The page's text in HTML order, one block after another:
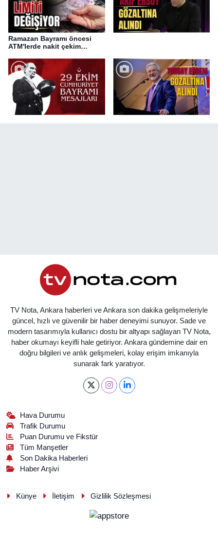
Ramazan Bayramı öncesi
ATM'lerde nakit çekim
TV Nota, Ankara haberleri ve Ankara son dakika gelişmeleriyle
güncel, hızlı ve güvenilir bir haber deneyimi sunuyor. Sade ve
modern tasarımıyla kullanıcı dostu bir altyapı sağlayan TV Nota,
haber okumayı keyifli hale getiriyor. Ankara gündemine dair en
doğru bilgileri ve anlık gelişmeleri, kolay erişim imkanıyla
sunarak fark yaratıyor.
Hava Durumu
Trafik Durumu
Puan Durumu ve Fikstür
Tüm Manşetler
Son Dakika Haberleri
Haber Arşivi
Künye İletişim Gizlilik Sözleşmesi